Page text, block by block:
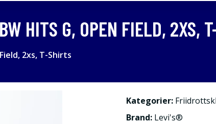
HITS G, OPEN FIELD, 2XS,
2xs, T-Shirts
Kategorier:
Brand: Levi's®